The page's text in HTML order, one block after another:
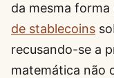
da mesma forma
de stablecoins
recusando-se a
matemática não